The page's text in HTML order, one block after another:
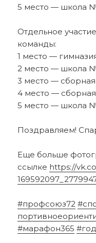
5 место — школа
Отдельное
команды:
1 место —
2 место — школа
3 место —
4 место —
5 место — школа
Поздравляем!
Еще больше
ссылке https://
#профсоюз72
#марафон365